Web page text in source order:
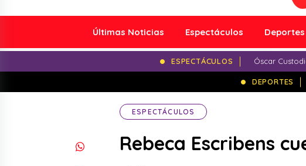
Últimas Noticias Espectáculos Deportes
ESPECTÁCULOS Óscar
DEPORTES
ESPECTÁCULOS
Rebeca Escribens